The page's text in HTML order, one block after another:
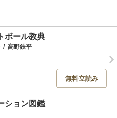
ボール教典
/ 高野鉄平
無料立読み
ション図鑑